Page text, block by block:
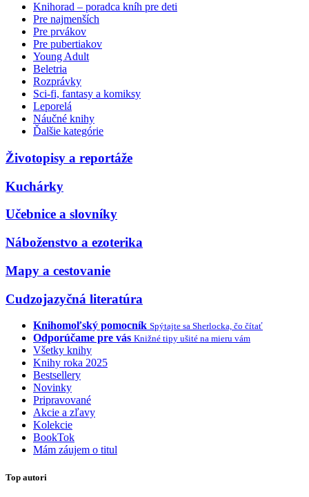
Knihorad – poradca kníh pre deti
Pre najmenších
Pre prvákov
Pre pubertiakov
Young Adult
Beletria
Rozprávky
Sci-fi, fantasy a komiksy
Leporelá
Náučné knihy
Ďalšie kategórie
Životopisy a reportáže
Kuchárky
Učebnice a slovníky
Náboženstvo a ezoterika
Mapy a cestovanie
Cudzojazyčná literatúra
Knihomoľský pomocník Spýtajte sa Sherlocka, čo čítať
Odporúčame pre vás Knižné tipy ušité na mieru vám
Všetky knihy
Knihy roka 2025
Bestsellery
Novinky
Pripravované
Akcie a zľavy
Kolekcie
BookTok
Mám záujem o titul
Top autori